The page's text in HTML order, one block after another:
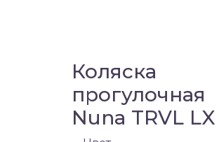
Коляска
прогулочная
Nuna TRVL LX